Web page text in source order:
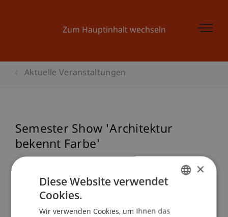
Zum Hauptinhalt wechseln
Aktuelle Veranstaltungen
Semester Show 'Architektur
bekennt Farbe'
Veranstaltungsdetails
×
Diese Website verwendet
Cookies.
Wir verwenden Cookies, um Ihnen das